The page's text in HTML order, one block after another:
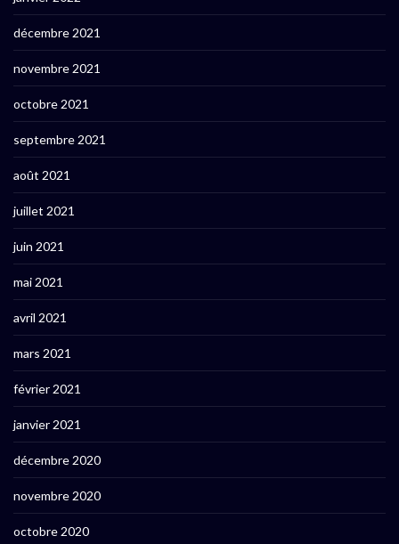
décembre 2021
novembre 2021
octobre 2021
septembre 2021
août 2021
juillet 2021
juin 2021
mai 2021
avril 2021
mars 2021
février 2021
janvier 2021
décembre 2020
novembre 2020
octobre 2020